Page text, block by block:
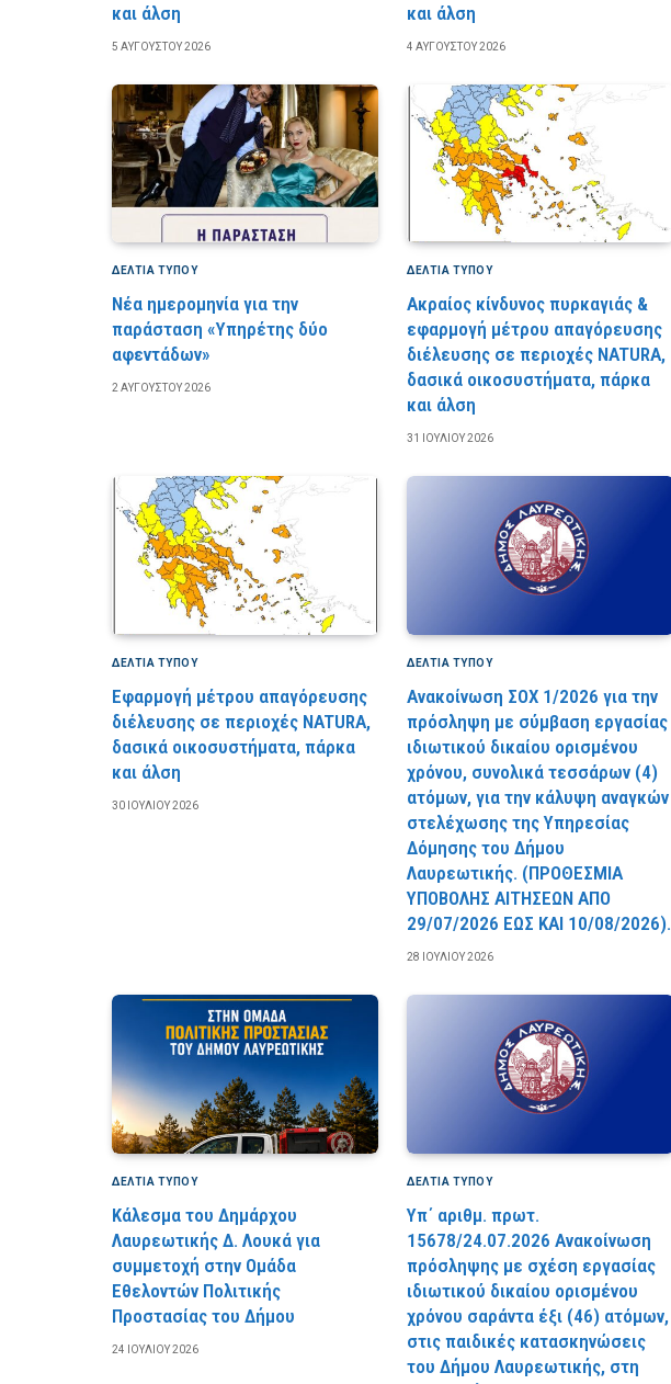
και άλση
5 ΑΥΓΟΎΣΤΟΥ 2026
και άλση
4 ΑΥΓΟΎΣΤΟΥ 2026
ΔΕΛΤΙΑ ΤΥΠΟΥ
Νέα ημερομηνία για την
παράσταση «Υπηρέτης δύο
αφεντάδων»
2 ΑΥΓΟΎΣΤΟΥ 2026
ΔΕΛΤΙΑ ΤΥΠΟΥ
Ακραίος κίνδυνος πυρκαγιάς &
εφαρμογή μέτρου απαγόρευσης
διέλευσης σε περιοχές NATURA,
δασικά οικοσυστήματα, πάρκα
και άλση
31 ΙΟΥΛΊΟΥ 2026
ΔΕΛΤΙΑ ΤΥΠΟΥ
Εφαρμογή μέτρου απαγόρευσης
διέλευσης σε περιοχές NATURA,
δασικά οικοσυστήματα, πάρκα
και άλση
30 ΙΟΥΛΊΟΥ 2026
ΔΕΛΤΙΑ ΤΥΠΟΥ
Ανακοίνωση ΣΟΧ 1/2026 για την
πρόσληψη με σύμβαση εργασίας
ιδιωτικού δικαίου ορισμένου
χρόνου, συνολικά τεσσάρων (4)
ατόμων, για την κάλυψη αναγκών
στελέχωσης της Υπηρεσίας
Δόμησης του Δήμου
Λαυρεωτικής. (ΠPOΘEΣMIA
YΠOBOΛHΣ AITHΣEΩN AΠO
29/07/2026 EΩΣ KAI 10/08/2026).
28 ΙΟΥΛΊΟΥ 2026
ΔΕΛΤΙΑ ΤΥΠΟΥ
Κάλεσμα του Δημάρχου
Λαυρεωτικής Δ. Λουκά για
συμμετοχή στην Ομάδα
Εθελοντών Πολιτικής
Προστασίας του Δήμου
24 ΙΟΥΛΊΟΥ 2026
ΔΕΛΤΙΑ ΤΥΠΟΥ
Υπ΄ αριθμ. πρωτ.
15678/24.07.2026 Ανακοίνωση
πρόσληψης με σχέση εργασίας
ιδιωτικού δικαίου ορισμένου
χρόνου σαράντα έξι (46) ατόμων,
στις παιδικές κατασκηνώσεις
του Δήμου Λαυρεωτικής, στη